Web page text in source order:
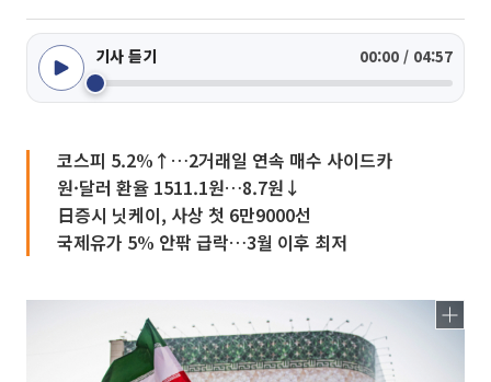
기사 듣기 00:00 / 04:57
코스피 5.2%↑…2거래일 연속 매수 사이드카
원·달러 환율 1511.1원…8.7원↓
日증시 닛케이, 사상 첫 6만9000선
국제유가 5% 안팎 급락…3월 이후 최저